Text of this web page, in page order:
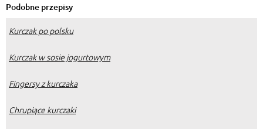
Podobne przepisy
Kurczak po polsku
Kurczak w sosie jogurtowym
Fingersy z kurczaka
Chrupiące kurczaki